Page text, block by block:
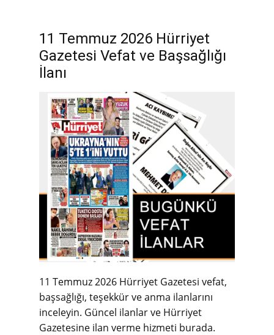
11 Temmuz 2026 Hürriyet
Gazetesi Vefat ve Başsağlığı
İlanı
11 Temmuz 2026 Hürriyet Gazetesi vefat,
başsağlığı, teşekkür ve anma ilanlarını
inceleyin. Güncel ilanlar ve Hürriyet
Gazetesine ilan verme hizmeti burada.